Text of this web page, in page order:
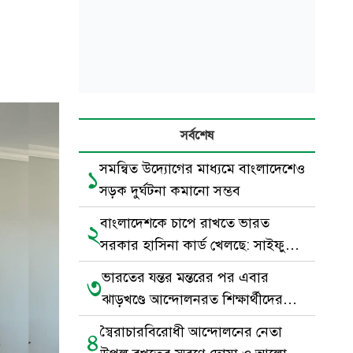
সর্বশেষ
১সমন্বিত উদ্যোগের মাধ্যমে বাংলাদেশেও
সড়ক দুর্ঘটনা কমানো সম্ভব
২বাংলাদেশকে চাপে রাখতে ভারত
সরকার হাসিনা কার্ড খেলছে: সাইফুল
হক
৩ভারতের যন্তর মন্তরের পর এবার
ঝাড়খণ্ডে আন্দোলনরত শিক্ষার্থীদের
পাশে সেই মুসলিম যুবক
৪স্বৈরাচারবিরোধী আন্দোলনের নেতা